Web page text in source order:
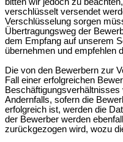
verschlüsselt versendet
Verschlüsselung sorgen
Übertragungsweg der
dem Empfang auf unserem
übernehmen und empfehlen
Die von den Bewerbern zur
Fall einer erfolgreichen
Andernfalls, sofern die
erfolgreich ist, werden die
der Bewerber werden
zurückgezogen wird, wozu